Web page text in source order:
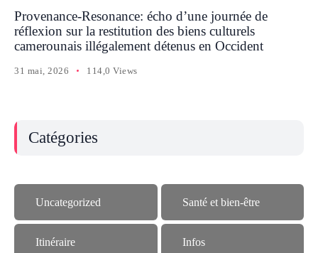
Provenance-Resonance: écho d’une journée de
réflexion sur la restitution des biens culturels
camerounais illégalement détenus en Occident
31 mai, 2026 114,0 Views
Catégories
Uncategorized Santé et bien-être
Itinéraire Infos